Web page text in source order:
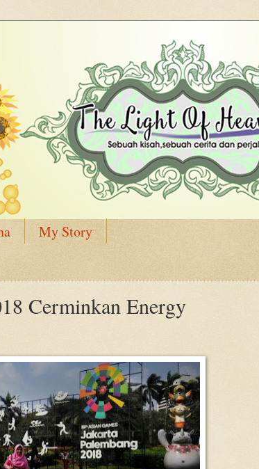
My Story
Cerminkan Energy